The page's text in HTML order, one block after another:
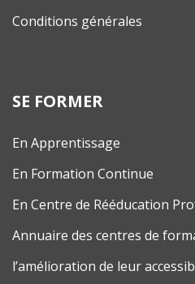
Conditions générales
SE FORMER
En Apprentissage
En Formation Continue
En Centre de Rééducation
Annuaire des centres de
l’amélioration de leur